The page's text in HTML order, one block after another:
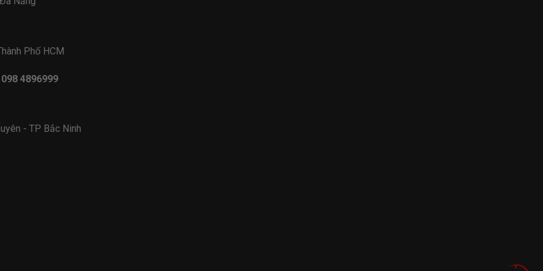
Phố HCM
4896999
- TP Bắc Ninh